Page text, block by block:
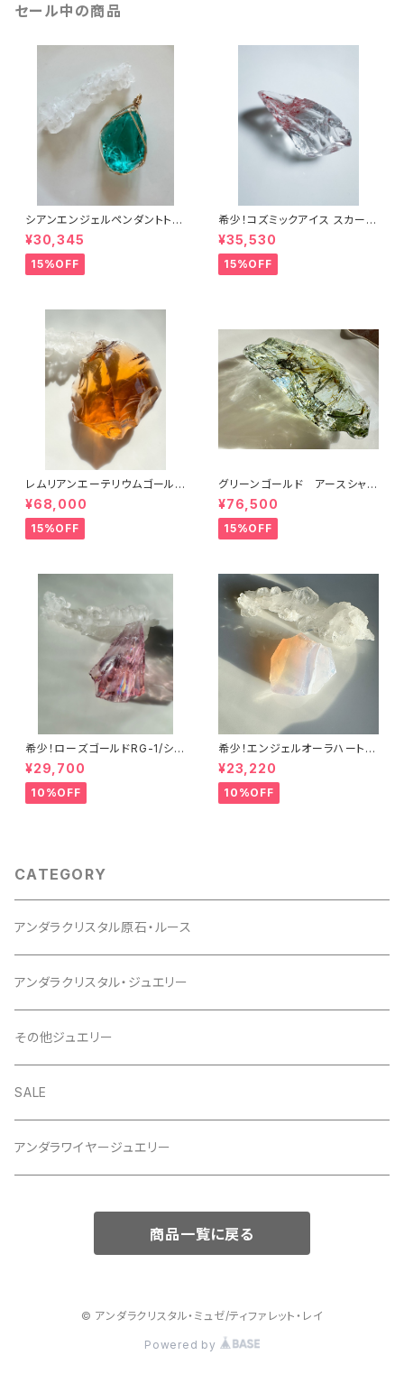
セール中の商品
シアンエンジェルペンダントトッ
プcyp-6
¥30,345
15%OFF
希少！コズミックアイス スカーレ
ットシフトICESC-2/シエラ産ア
ンダラクリスタル
¥35,530
15%OFF
レムリアンエーテリウムゴールド
LGL-1シエラ産アンダラクリスタ
ル
¥68,000
15%OFF
グリーンゴールド アースシャ
ーマンGRGLES-1/シエラ産ア
ンダラクリスタル
¥76,500
15%OFF
希少！ローズゴールドRG-1/シエ
ラ産アンダラクリスタル
¥29,700
10%OFF
希少！エンジェルオーラハートオ
ブゴッドウィズインピンク・シー
フォームAHGWPK-10シエラ産
アンダラクリスタル
¥23,220
10%OFF
CATEGORY
アンダラクリスタル原石・ルース
アンダラクリスタル・ジュエリー
その他ジュエリー
SALE
アンダラワイヤージュエリー
商品一覧に戻る
© アンダラクリスタル・ミュゼ/ティファレット・レイ
Powered by